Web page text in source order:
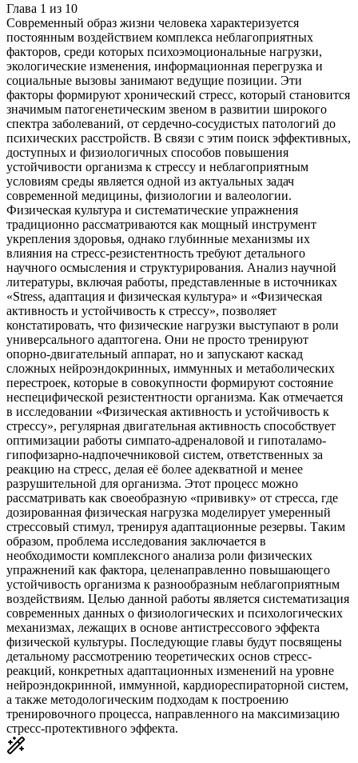
Глава 1 из 10
Современный образ жизни человека характеризуется
постоянным воздействием комплекса неблагоприятных
факторов, среди которых психоэмоциональные нагрузки,
экологические изменения, информационная перегрузка и
социальные вызовы занимают ведущие позиции. Эти
факторы формируют хронический стресс, который становится
значимым патогенетическим звеном в развитии широкого
спектра заболеваний, от сердечно-сосудистых патологий до
психических расстройств. В связи с этим поиск эффективных,
доступных и физиологичных способов повышения
устойчивости организма к стрессу и неблагоприятным
условиям среды является одной из актуальных задач
современной медицины, физиологии и валеологии.
Физическая культура и систематические упражнения
традиционно рассматриваются как мощный инструмент
укрепления здоровья, однако глубинные механизмы их
влияния на стресс-резистентность требуют детального
научного осмысления и структурирования. Анализ научной
литературы, включая работы, представленные в источниках
«Stress, адаптация и физическая культура» и «Физическая
активность и устойчивость к стрессу», позволяет
констатировать, что физические нагрузки выступают в роли
универсального адаптогена. Они не просто тренируют
опорно-двигательный аппарат, но и запускают каскад
сложных нейроэндокринных, иммунных и метаболических
перестроек, которые в совокупности формируют состояние
неспецифической резистентности организма. Как отмечается
в исследовании «Физическая активность и устойчивость к
стрессу», регулярная двигательная активность способствует
оптимизации работы симпато-адреналовой и гипоталамо-
гипофизарно-надпочечниковой систем, ответственных за
реакцию на стресс, делая её более адекватной и менее
разрушительной для организма. Этот процесс можно
рассматривать как своеобразную «прививку» от стресса, где
дозированная физическая нагрузка моделирует умеренный
стрессовый стимул, тренируя адаптационные резервы. Таким
образом, проблема исследования заключается в
необходимости комплексного анализа роли физических
упражнений как фактора, целенаправленно повышающего
устойчивость организма к разнообразным неблагоприятным
воздействиям. Целью данной работы является систематизация
современных данных о физиологических и психологических
механизмах, лежащих в основе антистрессового эффекта
физической культуры. Последующие главы будут посвящены
детальному рассмотрению теоретических основ стресс-
реакций, конкретных адаптационных изменений на уровне
нейроэндокринной, иммунной, кардиореспираторной систем,
а также методологическим подходам к построению
тренировочного процесса, направленного на максимизацию
стресс-протективного эффекта.